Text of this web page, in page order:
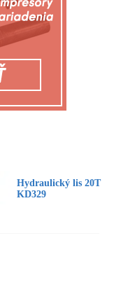
Hydraulický lis 20T
KD329